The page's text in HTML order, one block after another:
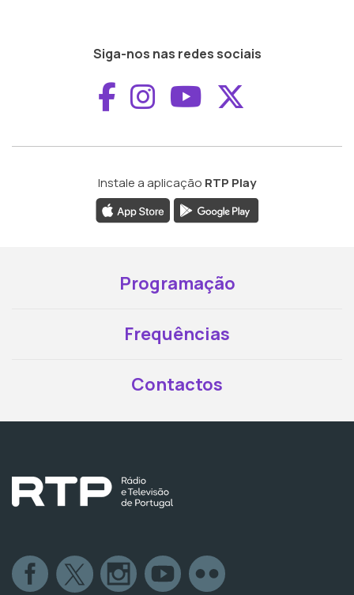
Siga-nos nas redes sociais
Aceder ao
Aceder ao
Aceder ao
Instale a aplicação RTP Play
Programação
Frequências
Contactos